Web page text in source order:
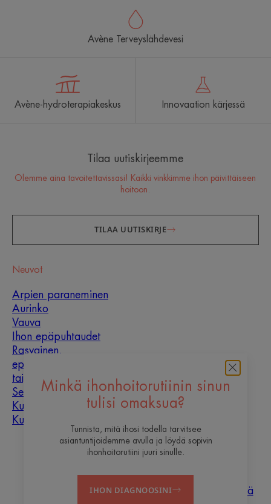
Minkä ihonhoitorutiinin sinun
tulisi omaksua?
Tunnista, mitä ihosi todella tarvitsee
asiantuntijoidemme avulla ja löydä sopivin
ihonhoitorutiini juuri sinulle.
IHON DIAGNOOSINI
Avène Terveyslähdevesi
Avène-hydroterapiakeskus Innovaation kärjessä
Tilaa uutiskirjeemme
Olemme aina tavoitettavissasi! Kaikki vinkkimme ihon päivittäiseen
hoitoon.
TILAA UUTISKIRJE
Neuvot
Arpien paraneminen
Aurinko
Vauva
Ihon epäpuhtaudet
Rasvainen,
epäpuhtauksiin
taipuvainen iho
Sekaiho
Kuiva iho
Kuivuus ja kuivuminen
Tietoa meistä
Haluaisitko olla yksi
sisällöntuottajistamme?
Ota
yhteyttä
kysyttyä